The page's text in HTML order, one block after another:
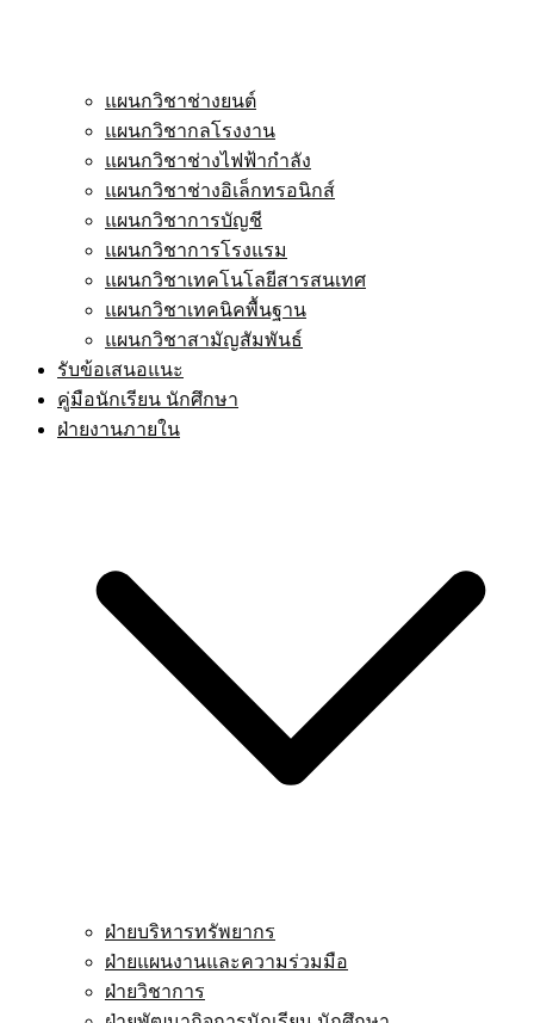
แผนกวิชาช่างยนต์
แผนกวิชากลโรงงาน
แผนกวิชาช่างไฟฟ้ากำลัง
แผนกวิชาช่างอิเล็กทรอนิกส์
แผนกวิชาการบัญชี
แผนกวิชาการโรงแรม
แผนกวิชาเทคโนโลยีสารสนเทศ
แผนกวิชาเทคนิคพื้นฐาน
แผนกวิชาสามัญสัมพันธ์
รับข้อเสนอแนะ
คู่มือนักเรียน นักศึกษา
ฝ่ายงานภายใน
ฝ่ายบริหารทรัพยากร
ฝ่ายแผนงานและความร่วมมือ
ฝ่ายวิชาการ